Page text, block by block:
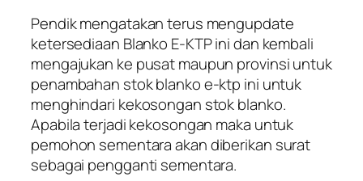
Pendik mengatakan terus mengupdate
ketersediaan Blanko E-KTP ini dan kembali
mengajukan ke pusat maupun provinsi untuk
penambahan stok blanko e-ktp ini untuk
menghindari kekosongan stok blanko.
Apabila terjadi kekosongan maka untuk
pemohon sementara akan diberikan surat
sebagai pengganti sementara.